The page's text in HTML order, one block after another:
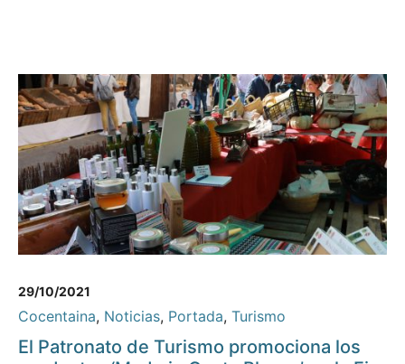
29/10/2021
Cocentaina, Noticias, Portada, Turismo
El Patronato de Turismo promociona los